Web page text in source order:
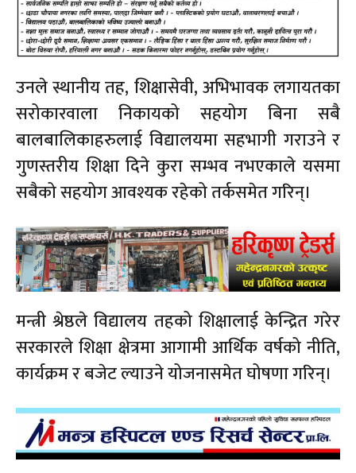
उनले स्थानीय तह, शिक्षासेवी, अभिभावक लगायतका
सरोकारवाला निकायको सहयोग बिना सबै
बालबालिकाहरुलाई विद्यालयमा सहभागी गराउने र
गुणस्तरीय शिक्षा दिने कुरा सम्भव नभएकाले यसमा
सबैको सहयोग आवश्यक रहेको तर्कसमेत गरिन्।
मन्त्री श्रेष्ठले विद्यालय तहको शिक्षालाई केन्द्रित गरेर
सरकारले शिक्षा क्षेत्रमा आगामी आर्थिक वर्षको नीति,
कार्यक्रम र बजेट ल्याउने योजनासमेत घोषणा गरिन्।